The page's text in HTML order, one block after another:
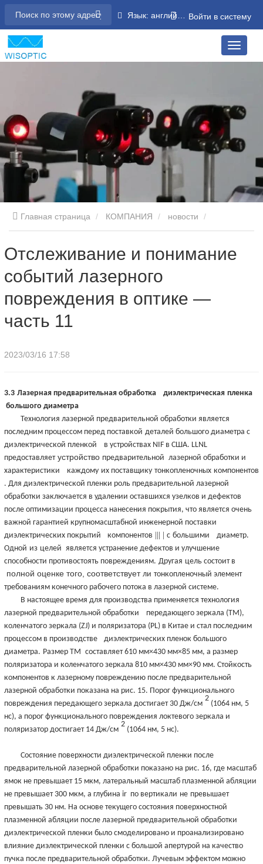
Язык: английский Войти в систему
Главная страница КОМПАНИЯ новости
событий лазерного повреждения в оптике — часть 11
Отслеживание и понимание
событий лазерного
повреждения в оптике —
часть 11
2023/03/16 17:58
3.3 Лазерная предварительная обработка диэлектрическая пленка
большого диаметра
Технология лазерной предварительной обработки является
последним процессом перед поставкой деталей большого диаметра с
диэлектрической пленкой
в устройствах NIF в США. LLNL
предоставляетустройство предварительной лазерной обработки и
характеристики
каждому их поставщику тонкопленочных компонентов
. Для диэлектрической пленки роль предварительной лазерной
обработки заключается в удалении оставшихся узелков и дефектов
после оптимизации процесса нанесения покрытия, что является очень
важной гарантией крупномасштабной инженерной поставки
диэлектрических покрытий
компонентов с большими
диаметр.
Одной из целей является устранение дефектов и улучшение
способности противостоять повреждениям. Другая цель состоит в
полной оценке того, соответствует ли тонкопленочный элемент
требованиям конечного рабочего потока в лазерной системе.
В настоящее время для производства применяется технология
лазерной предварительной обработки
передающего зеркала (TM),
коленчатого зеркала (ZJ) и поляризатора (PL) в Китае и стал последним
процессом в производстве
диэлектрических пленок большого
диаметра. Размер ТМ составляет 610 мм×430 мм×85 мм, а размер
поляризатора и коленчатого зеркала 810 мм×430 мм×90 мм. Стойкость
компонентов к лазерному повреждению после предварительной
лазерной обработки показана на рис. 15. Порог функционального
повреждения передающего зеркала достигает 30 Дж/см
2
(1064 нм, 5
нс), а порог функционального повреждения локтевого зеркала и
поляризатор достигает 14 Дж/см
2
(1064 нм, 5 нс).
Состояние поверхности диэлектрической пленки после
предварительной лазерной обработки показано на рис. 16, где масштаб
ямок не превышает 15 мкм, латеральный масштаб плазменной абляции
не превышает 300 мкм, а глубина ir по вертикали не превышает
превышать 30 нм. На основе текущего состояния поверхностной
плазменной абляции после лазерной предварительной обработки
диэлектрической пленки было смоделировано и проанализировано
влияние диэлектрической пленки с большой апертурой на качество
пучка после предварительной обработки. Лучевым эффектом можно